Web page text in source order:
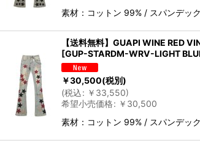
素材：コットン 99% / スパンデ
【送料無料】GUAPI WINE RED
[GUP-STARDM-WRV-LIGHT
￥30,500(税別)
(税込: ￥ 33,550)
希望小売価格: ￥ 30,500
素材：コットン 99% / スパンデ